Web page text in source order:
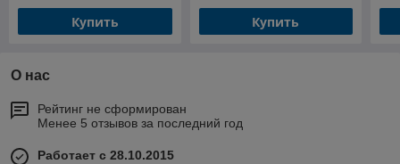
Купить Купить
О нас
Рейтинг не сформирован
Менее 5 отзывов за последний год
Работает с 28.10.2015